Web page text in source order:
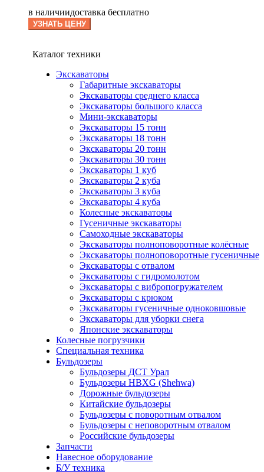
в наличиидоставка бесплатно
УЗНАТЬ ЦЕНУ
Каталог техники
Экскаваторы
Габаритные экскаваторы
Экскаваторы среднего класса
Экскаваторы большого класса
Мини-экскаваторы
Экскаваторы 15 тонн
Экскаваторы 18 тонн
Экскаваторы 20 тонн
Экскаваторы 30 тонн
Экскаваторы 1 куб
Экскаваторы 2 куба
Экскаваторы 3 куба
Экскаваторы 4 куба
Колесные экскаваторы
Гусеничные экскаваторы
Самоходные экскаваторы
Экскаваторы полноповоротные колёсные
Экскаваторы полноповоротные гусеничные
Экскаваторы с отвалом
Экскаваторы с гидромолотом
Экскаваторы с вибропогружателем
Экскаваторы с крюком
Экскаваторы гусеничные одноковшовые
Экскаваторы для уборки снега
Японские экскаваторы
Колесные погрузчики
Специальная техника
Бульдозеры
Бульдозеры ДСТ Урал
Бульдозеры HBXG (Shehwa)
Дорожные бульдозеры
Китайские бульдозеры
Бульдозеры с поворотным отвалом
Бульдозеры с неповоротным отвалом
Российские бульдозеры
Запчасти
Навесное оборудование
Б/У техника